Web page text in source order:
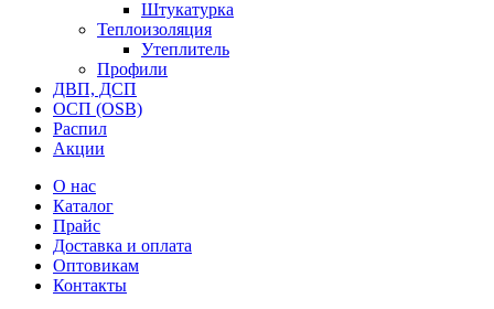
Штукатурка
Теплоизоляция
Утеплитель
Профили
ДВП, ДСП
ОСП (OSB)
Распил
Акции
О нас
Каталог
Прайс
Доставка и оплата
Оптовикам
Контакты